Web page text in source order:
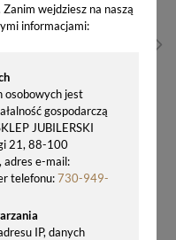
wejdziesz na naszą
informacjami:
osobowych jest
gospodarczą
JUBILERSKI
21, 88-100
e-mail:
telefonu:730-949-
IP, danych